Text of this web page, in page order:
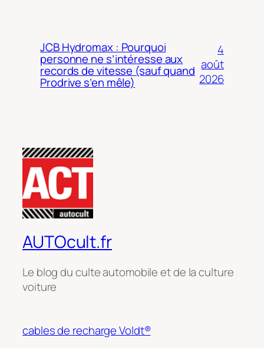
JCB Hydromax : Pourquoi
personne ne s’intéresse aux
records de vitesse (sauf quand
Prodrive s’en mêle)
4
août
2026
AUTOcult.fr
Le blog du culte automobile et de la culture
voiture
cables de recharge Voldt®